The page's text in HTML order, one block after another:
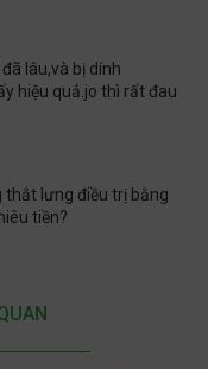
lâu,và bị dính
hiệu quả.jo thì rất đau
thắt lưng điều trị bằng
tiền?